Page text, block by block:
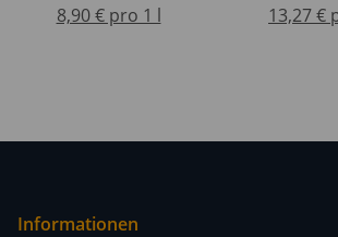
8,90 € pro 1 l
13,27 €
Informationen